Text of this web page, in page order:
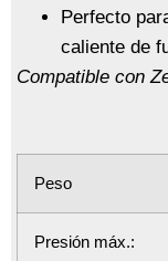
Perfecto
caliente de
Compatible con
Peso
Presión máx.: